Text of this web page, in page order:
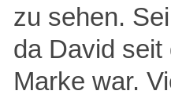
zu sehen.
da David
Marke war.